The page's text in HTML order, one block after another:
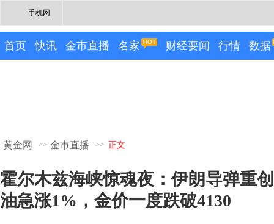
手机网
首页 快讯 金市直播 名家 财经要闻 行情 数据
黄金网 >> 金市直播 >> 正文
霍尔木兹海峡惊魂夜：伊朗导弹重
油急涨1%，金价一度跌破4130